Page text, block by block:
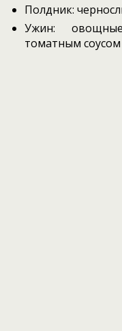
Полдник:
Ужин:
томатным